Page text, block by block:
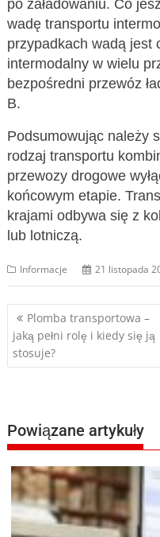
po załadowaniu. Co
wadę transportu
przypadkach wadą jest
intermodalny w wielu
bezpośredni przewóz
B.
Podsumowując należy
rodzaj transportu
przewozy drogowe
końcowym etapie.
krajami odbywa się z
lub lotniczą.
Informacje 21 listopada
Nawigacja
wpisu
Plomba transportowa –
jaką pełni rolę i kiedy się ją
stosuje?
Powiązane artykuły